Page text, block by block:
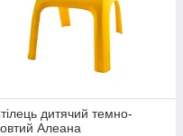
дитячий темно-
Алеана